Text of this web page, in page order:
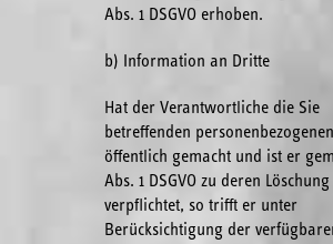
Abs. 1 DSGVO erhoben.
b) Information an Dritte
Hat der Verantwortliche die Sie
betreffenden
öffentlich gemacht und ist er
Abs. 1 DSGVO zu deren Löschung
verpflichtet, so trifft er unter
Berücksichtigung der